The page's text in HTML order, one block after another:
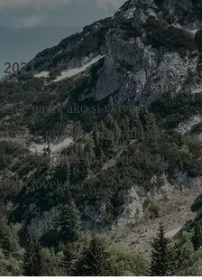
2021
na to, ako si vytvoriť
v prípade, kedy musíte
už vinou nejakej prírodnej
človeka ...